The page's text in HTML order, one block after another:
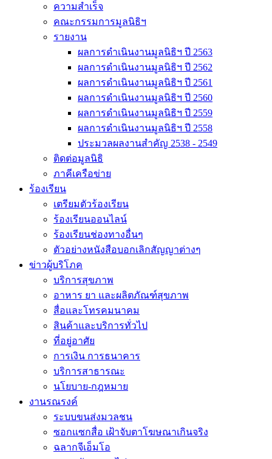
ความสำเร็จ
คณะกรรมการมูลนิธิฯ
รายงาน
ผลการดำเนินงานมูลนิธิฯ ปี 2563
ผลการดำเนินงานมูลนิธิฯ ปี 2562
ผลการดำเนินงานมูลนิธิฯ ปี 2561
ผลการดำเนินงานมูลนิธิฯ ปี 2560
ผลการดำเนินงานมูลนิธิฯ ปี 2559
ผลการดำเนินงานมูลนิธิฯ ปี 2558
ประมวลผลงานสำคัญ 2538 - 2549
ติดต่อมูลนิธิ
ภาคีเครือข่าย
ร้องเรียน
เตรียมตัวร้องเรียน
ร้องเรียนออนไลน์
ร้องเรียนช่องทางอื่นๆ
ตัวอย่างหนังสือบอกเลิกสัญญาต่างๆ
ข่าวผู้บริโภค
บริการสุขภาพ
อาหาร ยา และผลิตภัณฑ์สุขภาพ
สื่อและโทรคมนาคม
สินค้าและบริการทั่วไป
ที่อยู่อาศัย
การเงิน การธนาคาร
บริการสาธารณะ
นโยบาย-กฎหมาย
งานรณรงค์
ระบบขนส่งมวลชน
ซอกแซกสื่อ เฝ้าจับตาโฆษณาเกินจริง
ฉลากจีเอ็มโอ